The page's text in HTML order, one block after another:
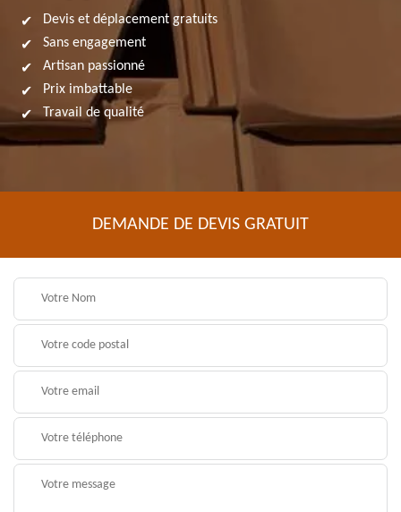
Devis et déplacement gratuits
Sans engagement
Artisan passionné
Prix imbattable
Travail de qualité
DEMANDE DE DEVIS GRATUIT